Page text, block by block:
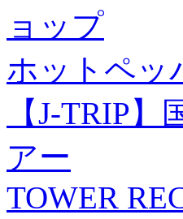
ョップ
ホットペッ
【J-TRIP
アー
TOWER